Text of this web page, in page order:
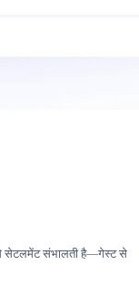
से सेटलमेंट संभालती है—गेस्ट से